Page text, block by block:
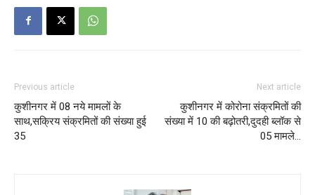
Previous article
कुशीनगर में 08 नये मामलों के
साथ,सक्रिय संक्रमितों की संख्या हुई
35
Next article
कुशीनगर में कोरोना संक्रमितों की
संख्या में 10 की बढ़ोतरी,दुदही ब्लॉक से
05 मामले…